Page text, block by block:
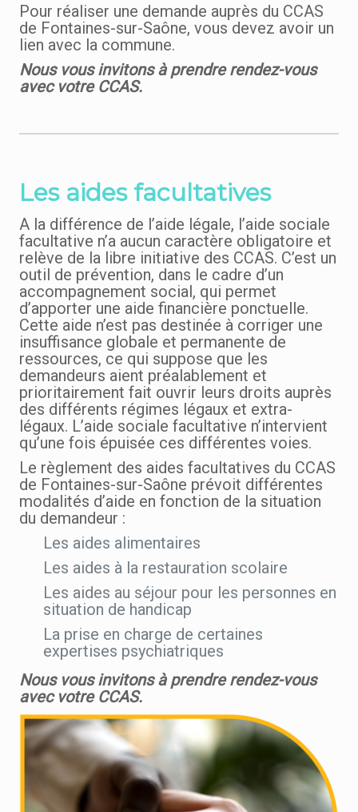
Pour réaliser une demande auprès du CCAS
de Fontaines-sur-Saône, vous devez avoir un
lien avec la commune.
Nous vous invitons à prendre rendez-vous
avec votre CCAS.
Les aides facultatives
A la différence de l’aide légale, l’aide sociale
facultative n’a aucun caractère obligatoire et
relève de la libre initiative des CCAS. C’est un
outil de prévention, dans le cadre d’un
accompagnement social, qui permet
d’apporter une aide financière ponctuelle.
Cette aide n’est pas destinée à corriger une
insuffisance globale et permanente de
ressources, ce qui suppose que les
demandeurs aient préalablement et
prioritairement fait ouvrir leurs droits auprès
des différents régimes légaux et extra-
légaux. L’aide sociale facultative n’intervient
qu’une fois épuisée ces différentes voies.
Le règlement des aides facultatives du CCAS
de Fontaines-sur-Saône prévoit différentes
modalités d’aide en fonction de la situation
du demandeur :
Les aides alimentaires
Les aides à la restauration scolaire
Les aides au séjour pour les personnes en
situation de handicap
La prise en charge de certaines
expertises psychiatriques
Nous vous invitons à prendre rendez-vous
avec votre CCAS.